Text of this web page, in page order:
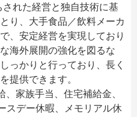
れた経営と独自技術に基
り、大手食品／飲料メーカ
、安定経営を実現しており
海外展開の強化を図るな
っかりと行っており、長く
提供できます。
家族手当、住宅補給金、
スデー休暇、メモリアル休